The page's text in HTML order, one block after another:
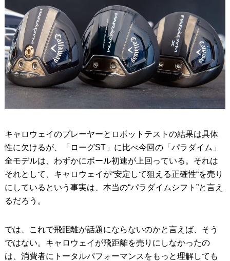
キャロウェイのプレーヤーとロボットテストの結果は具体
性に欠けるが、「ローグST」に比べ今回の「パラダイム」
全モデルは、わずかにボール初速が上回っている。それは
それとして、キャロウェイが“安定して狙える正確性“を売り
にしているという事実は、本当の“パラダイムシフト”と言え
るだろう。
では、これで飛距離が話題にならないのかと言えば、そう
ではない。キャロウェイが飛距離を売りにしなかったの
は、消費者にトータルパフォーマンスをもっと理解しても